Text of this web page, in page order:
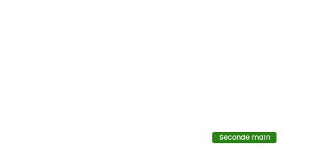
Seconde main